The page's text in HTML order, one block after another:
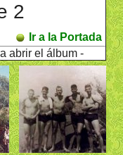
2
Ir a la Portada
abrir el álbum -